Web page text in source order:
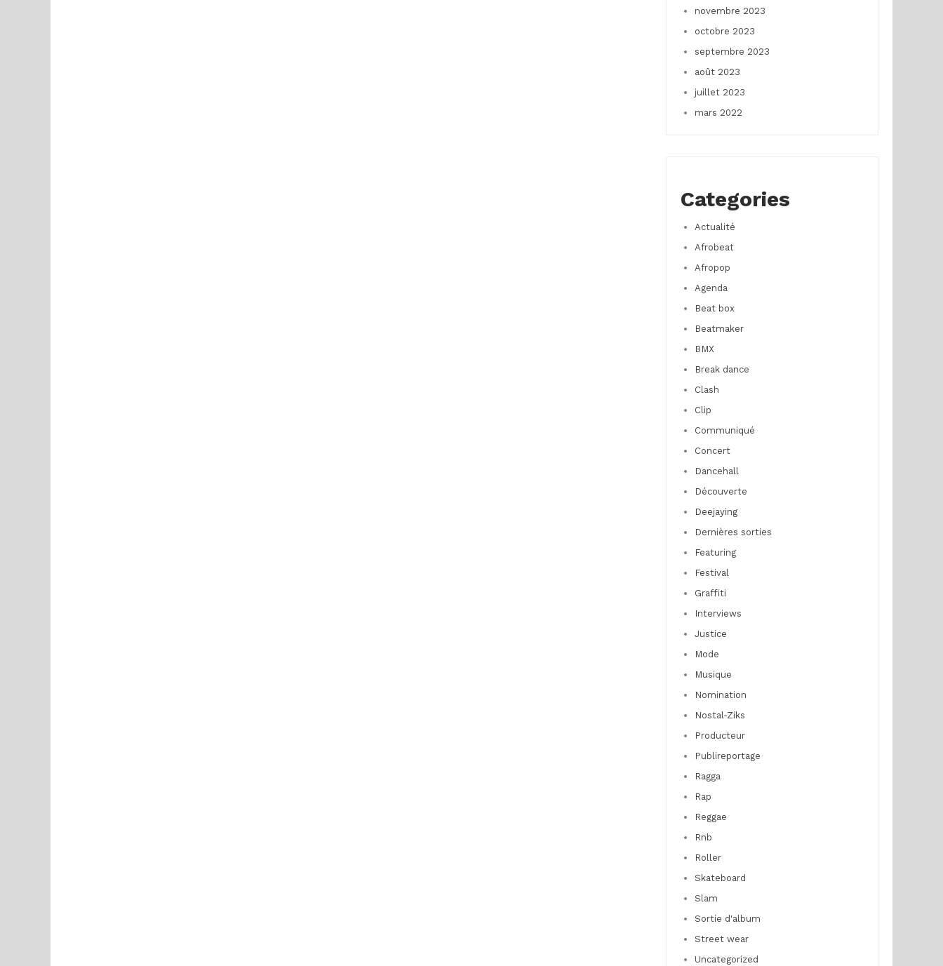
novembre 2023
octobre 2023
septembre 2023
août 2023
juillet 2023
mars 2022
Categories
Actualité
Afrobeat
Afropop
Agenda
Beat box
Beatmaker
BMX
Break dance
Clash
Clip
Communiqué
Concert
Dancehall
Découverte
Deejaying
Dernières sorties
Featuring
Festival
Graffiti
Interviews
Justice
Mode
Musique
Nomination
Nostal-Ziks
Producteur
Publireportage
Ragga
Rap
Reggae
Rnb
Roller
Skateboard
Slam
Sortie d'album
Street wear
Uncategorized